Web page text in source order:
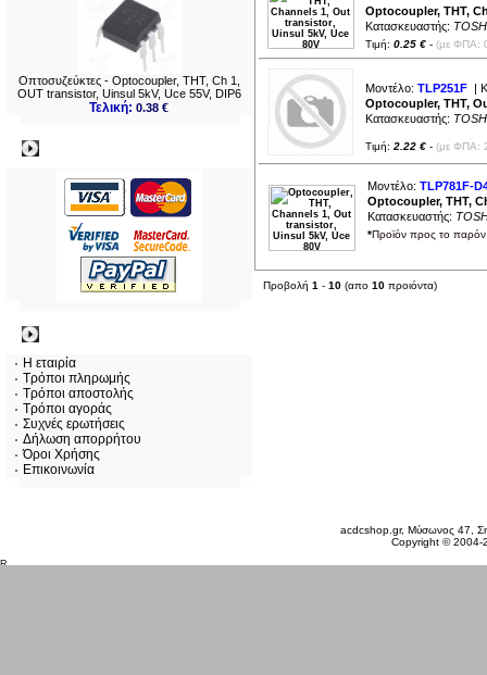
Οπτοσυζεύκτες - Optocoupler, THT, Ch 1,
OUT transistor, Uinsul 5kV, Uce 55V, DIP6
Τελική:0.38 €
Η εταιρία
Τρόποι πληρωμής
Τρόποι αποστολής
Τρόποι αγοράς
Συχνές ερωτήσεις
Δήλωση απορρήτου
Όροι Χρήσης
Επικοινωνία
Optocoupler, THT,
Κατασκευαστής:
Τιμή: 0.25 € - (με ΦΠΑ:
Μοντέλο: TLP251F |
Optocoupler, THT,
Κατασκευαστής:
Τιμή: 2.22 € - (με ΦΠΑ:
Μοντέλο: TLP781F-
Optocoupler, THT,
Κατασκευαστής:
*Προϊόν προς το παρόν
Προβολή 1 - 10 (απο 10 προιόντα)
acdcshop.gr, Μύσωνος 47,
Copyright ©